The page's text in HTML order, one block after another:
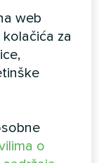
energije.
web
za
o